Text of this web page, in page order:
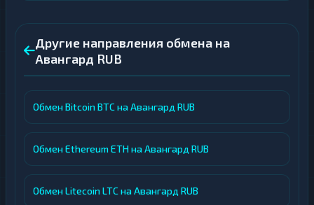
Другие направления обмена на
Авангард RUB
Обмен Bitcoin BTC на Авангард RUB
Обмен Ethereum ETH на Авангард RUB
Обмен Litecoin LTC на Авангард RUB